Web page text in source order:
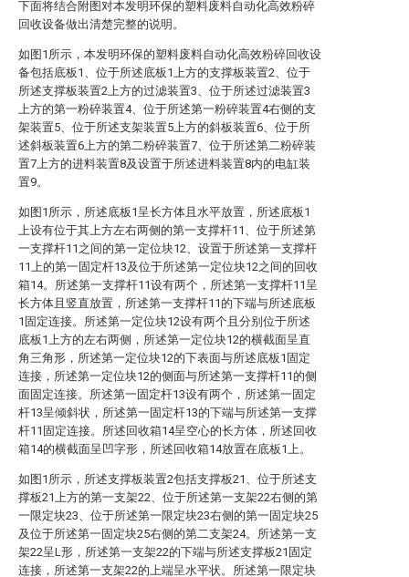
下面将结合附图对本发明环保的塑料废料自动化高效粉碎
回收设备做出清楚完整的说明。
如图1所示，本发明环保的塑料废料自动化高效粉碎回收设
备包括底板1、位于所述底板1上方的支撑板装置2、位于
所述支撑板装置2上方的过滤装置3、位于所述过滤装置3
上方的第一粉碎装置4、位于所述第一粉碎装置4右侧的支
架装置5、位于所述支架装置5上方的斜板装置6、位于所
述斜板装置6上方的第二粉碎装置7、位于所述第二粉碎装
置7上方的进料装置8及设置于所述进料装置8内的电缸装
置9。
如图1所示，所述底板1呈长方体且水平放置，所述底板1
上设有位于其上方左右两侧的第一支撑杆11、位于所述第
一支撑杆11之间的第一定位块12、设置于所述第一支撑杆
11上的第一固定杆13及位于所述第一定位块12之间的回收
箱14。所述第一支撑杆11设有两个，所述第一支撑杆11呈
长方体且竖直放置，所述第一支撑杆11的下端与所述底板
1固定连接。所述第一定位块12设有两个且分别位于所述
底板1上方的左右两侧，所述第一定位块12的横截面呈直
角三角形，所述第一定位块12的下表面与所述底板1固定
连接，所述第一定位块12的侧面与所述第一支撑杆11的侧
面固定连接。所述第一固定杆13设有两个，所述第一固定
杆13呈倾斜状，所述第一固定杆13的下端与所述第一支撑
杆11固定连接。所述回收箱14呈空心的长方体，所述回收
箱14的横截面呈凹字形，所述回收箱14放置在底板1上。
如图1所示，所述支撑板装置2包括支撑板21、位于所述支
撑板21上方的第一支架22、位于所述第一支架22右侧的第
一限定块23、位于所述第一限定块23右侧的第一固定块25
及位于所述第一固定块25右侧的第二支架24。所述第一支
架22呈L形，所述第一支架22的下端与所述支撑板21固定
连接，所述第一支架22的上端呈水平状。所述第一限定块